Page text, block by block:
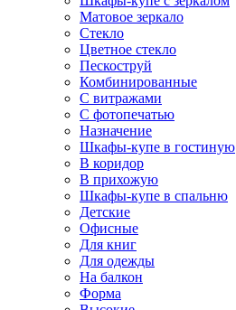
Матовое зеркало
Стекло
Цветное стекло
Пескоструй
Комбинированные
С витражами
С фотопечатью
Назначение
Шкафы-купе в гостиную
В коридор
В прихожую
Шкафы-купе в спальню
Детские
Офисные
Для книг
Для одежды
На балкон
Форма